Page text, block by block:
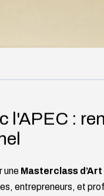
l'APEC :
une Masterclass
entrepreneurs, et